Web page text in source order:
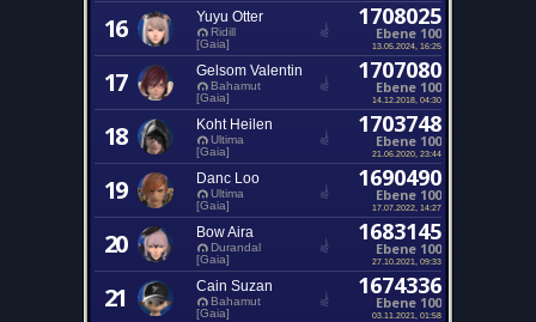
16 Yuyu Otter
Ridill
[Gaia]
1708025
Ebene 100
13.05.2024, 16:25
17 Gelsom Valentin
Bahamut
[Gaia]
1707080
Ebene 100
14.12.2018, 04:30
18 Koht Heilen
Ultima
[Gaia]
1703748
Ebene 100
21.06.2020, 23:44
19 Danc Loo
Ultima
[Gaia]
1690490
Ebene 100
17.07.2022, 14:27
20 Bow Aira
Durandal
[Gaia]
1683145
Ebene 100
27.10.2021, 09:33
21 Cain Suzan
Bahamut
[Gaia]
1674336
Ebene 100
03.11.2021, 01:58